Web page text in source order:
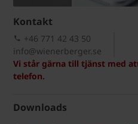
Kontakt
Vi står gärna till tjänst med
telefon.
+46 771 42 43 50
info@wienerberger.se
Downloads